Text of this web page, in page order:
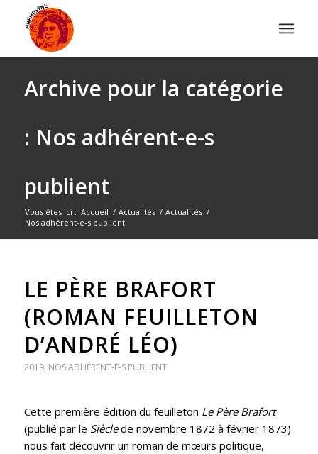
Archive pour la catégorie
: Nos adhérent-e-s
publient
Vous êtes ici : Accueil / Actualités / Actualités /
Nos adhérent-e-s publient
LE PÈRE BRAFORT
(ROMAN FEUILLETON
D’ANDRÉ LÉO)
2019, NOS ADHÉRENT-E-S PUBLIENT
Cette première édition du feuilleton Le Père Brafort
(publié par le Sièclede novembre 1872 à février 1873)
nous fait découvrir un roman de mœurs politique,